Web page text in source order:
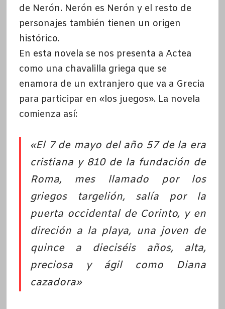
de Nerón. Nerón es Nerón y el resto de
personajes también tienen un origen
histórico.
En esta novela se nos presenta a Actea
como una chavalilla griega que se
enamora de un extranjero que va a Grecia
para participar en «los juegos». La novela
comienza así:
«El 7 de mayo del año 57 de la era
cristiana y 810 de la fundación de
Roma, mes llamado por los
griegos targelión, salía por la
puerta occidental de Corinto, y en
direción a la playa, una joven de
quince a dieciséis años, alta,
preciosa y ágil como Diana
cazadora»